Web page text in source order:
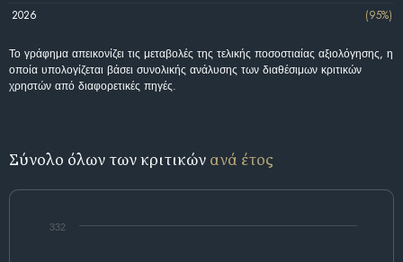
2026
(95%)
Το γράφημα απεικονίζει τις μεταβολές της τελικής ποσοστιαίας αξιολόγησης, η
οποία υπολογίζεται βάσει συνολικής ανάλυσης των διαθέσιμων κριτικών
χρηστών από διαφορετικές πηγές.
Σύνολο όλων των κριτικών ανά έτος
332